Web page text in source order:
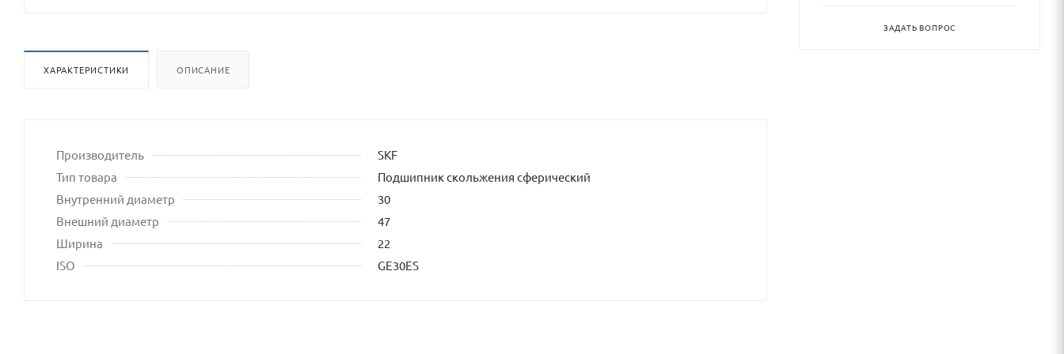
ХАРАКТЕРИСТИКИ ОПИСАНИЕ
Производитель
SKF
Тип товара
Подшипник скольжения сферический
Внутренний диаметр
30
Внешний диаметр
47
Ширина
22
ISO
GE30ES
ЗАДАТЬ ВОПРОС